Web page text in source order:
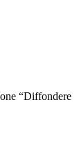
“Diffondere